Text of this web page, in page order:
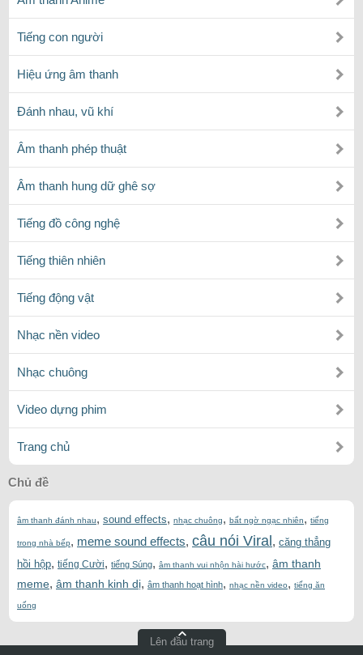
Tiếng con người
Hiệu ứng âm thanh
Đánh nhau, vũ khí
Âm thanh phép thuật
Âm thanh hung dữ ghê sợ
Tiếng đồ công nghệ
Tiếng thiên nhiên
Tiếng động vật
Nhạc nền video
Nhạc chuông
Video dựng phim
Trang chủ
Chủ đề
âm thanh đánh nhau, sound effects, nhạc chuông, bất ngờ ngạc nhiên, tiếng
trong nhà bếp, meme sound effects, câu nói Viral , căng thẳng
hồi hộp, tiếng Cười, tiếng Súng, âm thanh vui nhộn hài hước, âm thanh
meme, âm thanh kinh dị, âm thanh hoạt hình, nhạc nền video, tiếng ăn
uống
Lên đầu trang